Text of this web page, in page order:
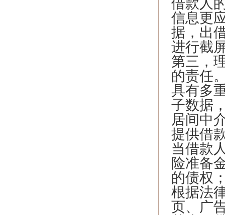
借款人
信息更
据，出
进行截
第三，
的责任
具有多
子数据
居间中
提供借
当借款
险准备
的债权
根据法
页、广